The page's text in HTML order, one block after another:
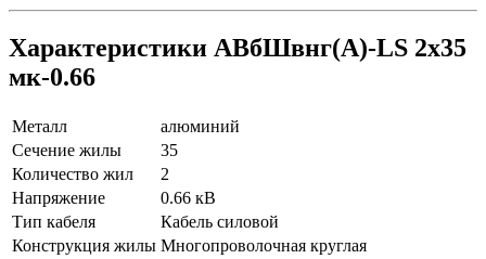
Характеристики АВбШвнг(A)-LS 2х35
мк-0.66
Металл
алюминий
Сечение жилы
35
Количество жил
2
Напряжение
0.66 кВ
Тип кабеля
Кабель силовой
Конструкция жилы Многопроволочная круглая